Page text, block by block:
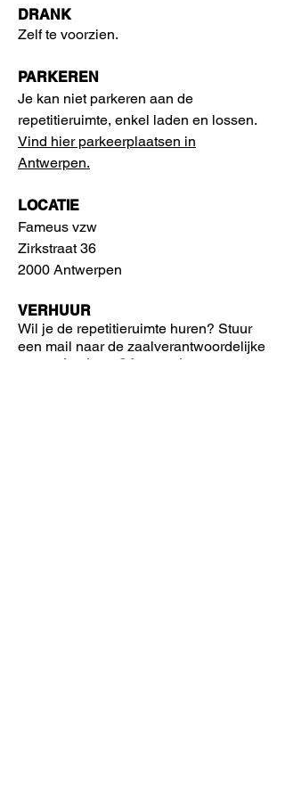
DRANK
Zelf te voorzien.
PARKEREN
​Je kan niet parkeren aan de
repetitieruimte, enkel laden en lossen.
Vind hier parkeerplaatsen in
Antwerpen.
LOCATIE
Fameus vzw
Zirkstraat 36
2000 Antwerpen
VERHUUR
Wil je de repetitieruimte huren? Stuur
een mail naar de zaalverantwoordelijke
zaalverhuur@fameus.be